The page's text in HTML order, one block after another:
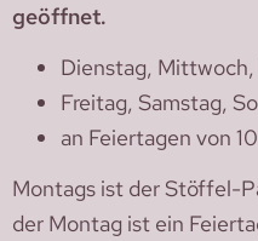
geöffnet.
Dienstag, Mittwoch,
Freitag, Samstag,
an Feiertagen von
Montags ist der Stöffel-
der Montag ist ein